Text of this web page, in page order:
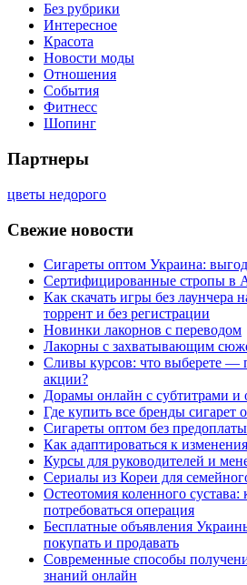
Без рубрики
Интересное
Красота
Новости моды
Отношения
События
Фитнесс
Шопинг
Партнеры
цветы недорого
Свежие новости
Сигареты оптом Украина:
Сертифицированные стропы в
Как скачать игры без лаунчера
торрент и без регистрации
Новинки лакорнов с переводом
Лакорны с захватывающим
Сливы курсов: что выберете —
акции?
Дорамы онлайн с субтитрами и
Где купить все бренды сигарет
Сигареты оптом без
Как адаптироваться к
Курсы для руководителей и
Сериалы из Кореи для
Остеотомия коленного
потребоваться операция
Бесплатные объявления
покупать и продавать
Современные способы
знаний онлайн